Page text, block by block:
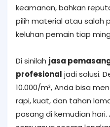
keamanan, bahkan
pilih material atau salah
keluhan pemain tiap
Di sinilah jasa
profesional jadi solusi.
10.000/m², Anda bisa
rapi, kuat, dan tahan
pasang di kemudian